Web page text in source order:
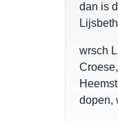
dan is
Lijsbeth
wrsch
dopen,